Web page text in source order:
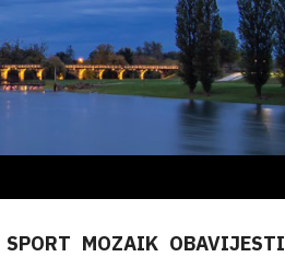
SPORT MOZAIK OBAVIJESTI